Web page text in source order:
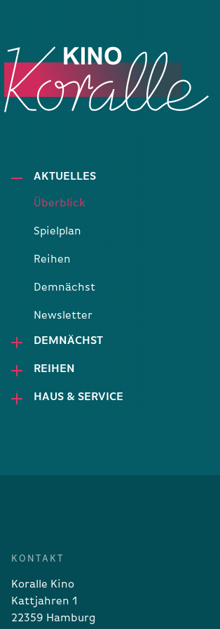
AKTUELLES
Überblick
Spielplan
Reihen
Demnächst
Newsletter
DEMNÄCHST
REIHEN
HAUS & SERVICE
KONTAKT
Koralle Kino
Kattjahren 1
22359 Hamburg